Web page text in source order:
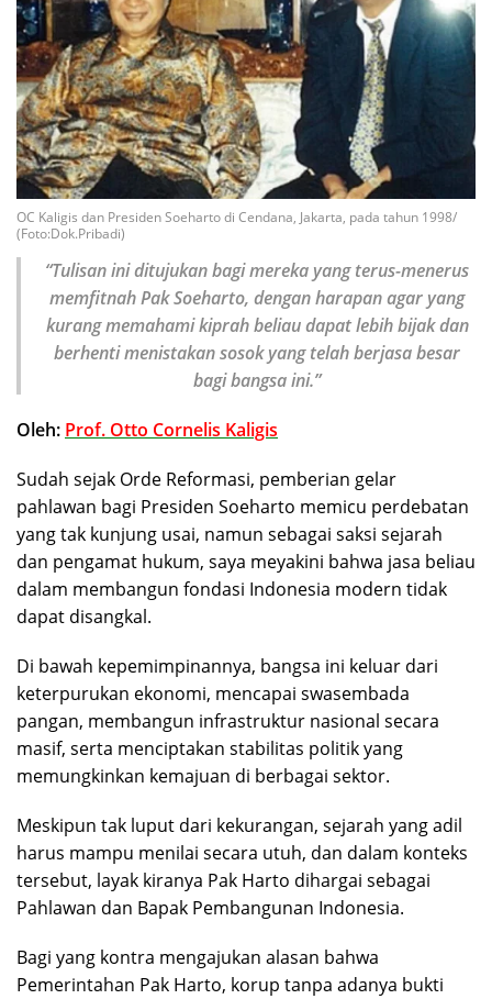
OC Kaligis dan Presiden Soeharto di Cendana, Jakarta, pada tahun 1998/
(Foto:Dok.Pribadi)
“Tulisan ini ditujukan bagi mereka yang terus-menerus
memfitnah Pak Soeharto, dengan harapan agar yang
kurang memahami kiprah beliau dapat lebih bijak dan
berhenti menistakan sosok yang telah berjasa besar
bagi bangsa ini.”
Oleh: Prof. Otto Cornelis Kaligis
Sudah sejak Orde Reformasi, pemberian gelar
pahlawan bagi Presiden Soeharto memicu perdebatan
yang tak kunjung usai, namun sebagai saksi sejarah
dan pengamat hukum, saya meyakini bahwa jasa beliau
dalam membangun fondasi Indonesia modern tidak
dapat disangkal.
Di bawah kepemimpinannya, bangsa ini keluar dari
keterpurukan ekonomi, mencapai swasembada
pangan, membangun infrastruktur nasional secara
masif, serta menciptakan stabilitas politik yang
memungkinkan kemajuan di berbagai sektor.
Meskipun tak luput dari kekurangan, sejarah yang adil
harus mampu menilai secara utuh, dan dalam konteks
tersebut, layak kiranya Pak Harto dihargai sebagai
Pahlawan dan Bapak Pembangunan Indonesia.
Bagi yang kontra mengajukan alasan bahwa
Pemerintahan Pak Harto, korup tanpa adanya bukti